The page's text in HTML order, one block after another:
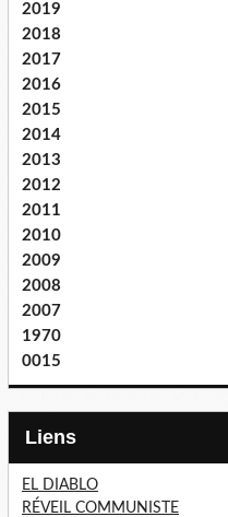
2019
2018
2017
2016
2015
2014
2013
2012
2011
2010
2009
2008
2007
1970
0015
Liens
EL DIABLO
RÉVEIL COMMUNISTE